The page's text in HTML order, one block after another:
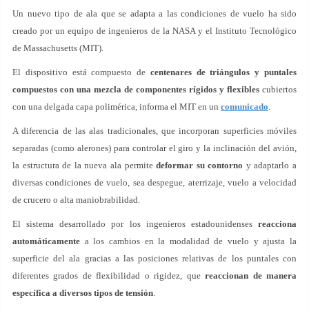
Un nuevo tipo de ala que se adapta a las condiciones de vuelo ha sido
creado por un equipo de ingenieros de la NASA y el Instituto Tecnológico
de Massachusetts (MIT).
El dispositivo está compuesto de centenares de triángulos y puntales
compuestos con una mezcla de componentes rígidos y flexibles cubiertos
con una delgada capa polimérica, informa el MIT en un comunicado.
A diferencia de las alas tradicionales, que incorporan superficies móviles
separadas (como alerones) para controlar el giro y la inclinación del avión,
la estructura de la nueva ala permitedeformar su contorno y adaptarlo a
diversas condiciones de vuelo, sea despegue, aterrizaje, vuelo a velocidad
de crucero o alta maniobrabilidad.
El sistema desarrollado por los ingenieros estadounidenses reacciona
automáticamente a los cambios en la modalidad de vuelo y ajusta la
superficie del ala gracias a las posiciones relativas de los puntales con
diferentes grados de flexibilidad o rigidez, quereaccionan de manera
específica a diversos tipos de tensión.